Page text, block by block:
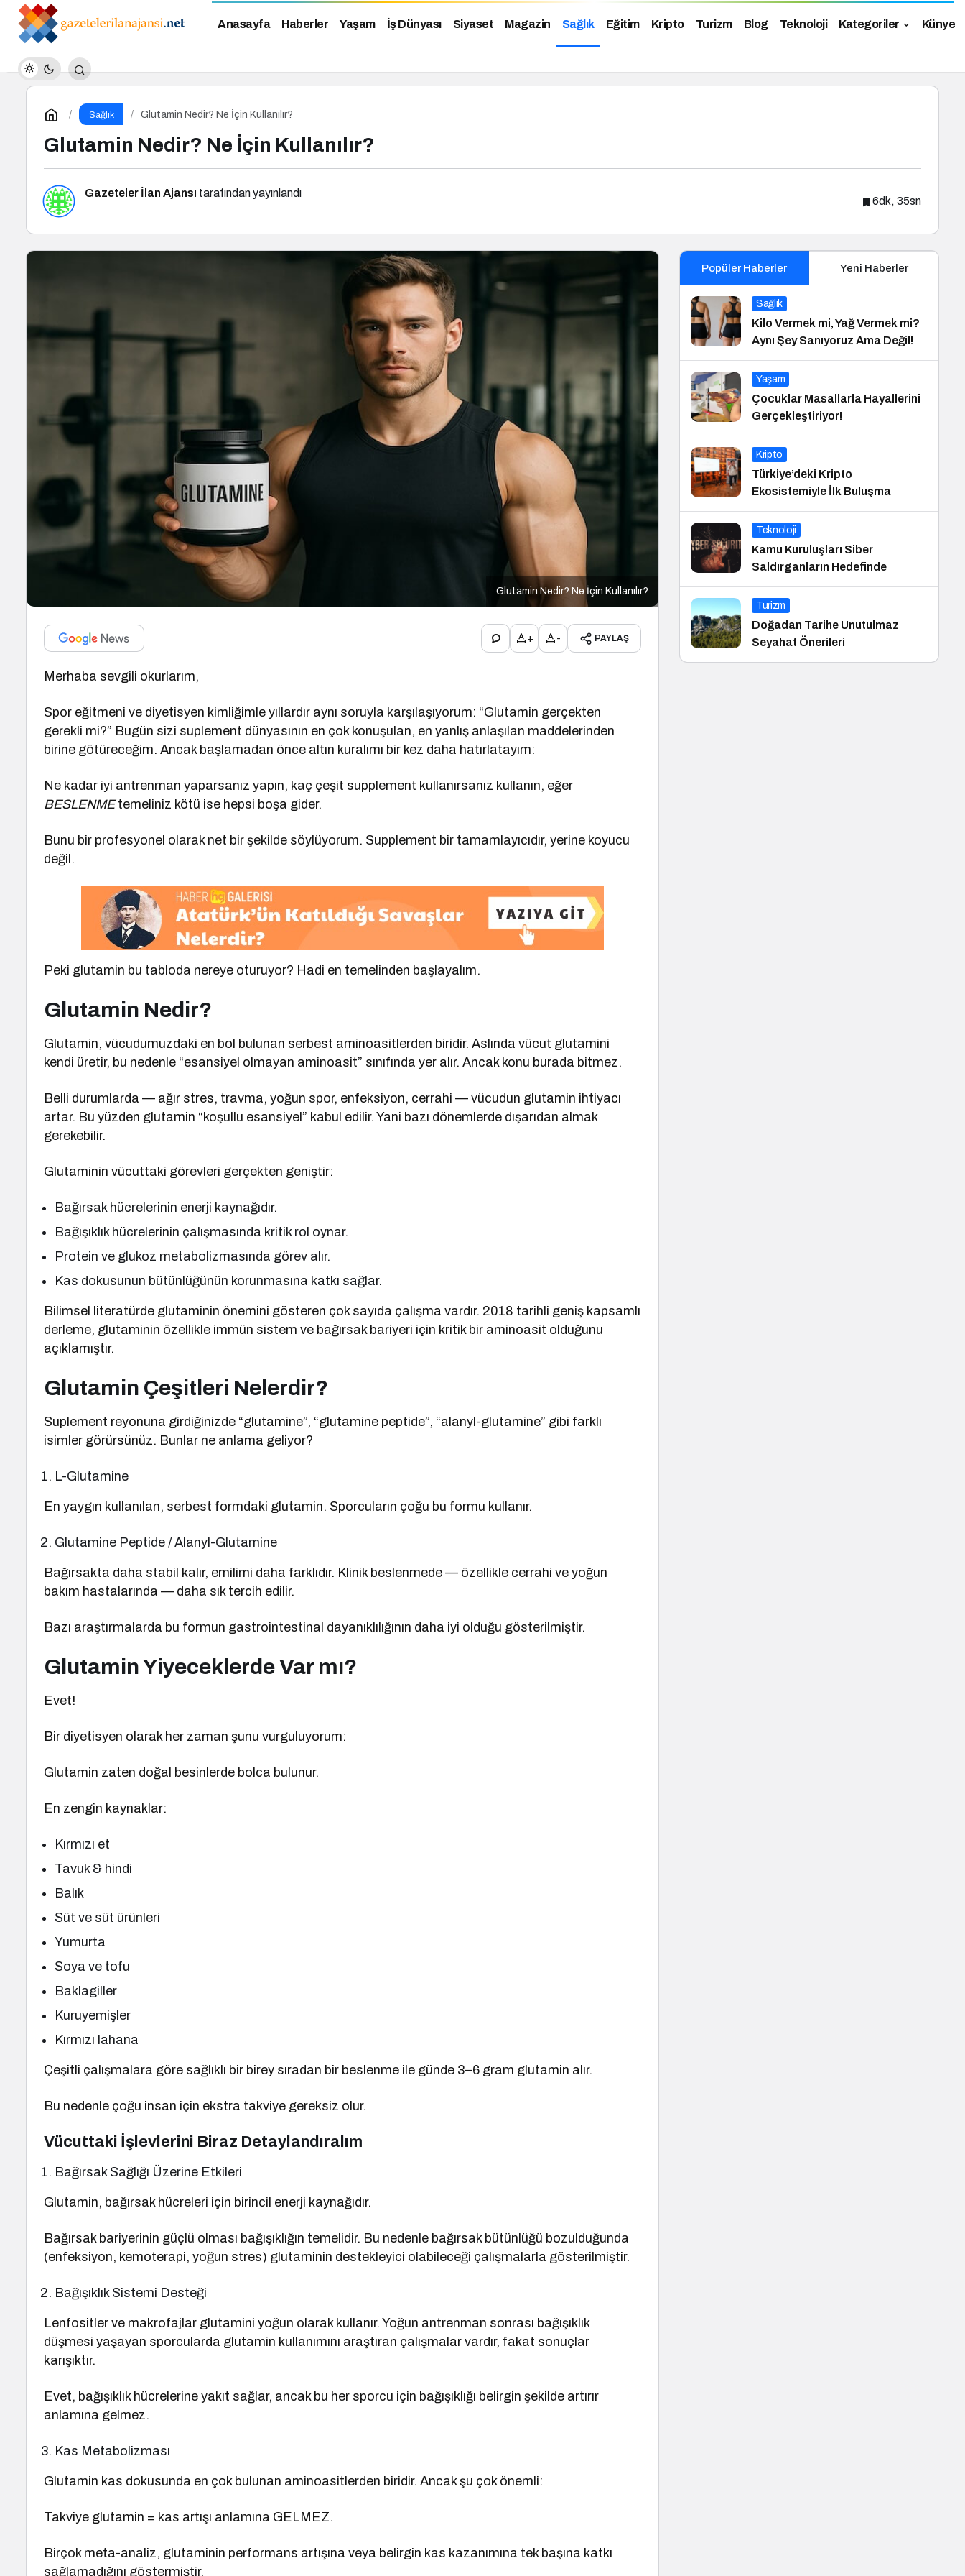
Anasayfa Haberler Yaşam İş Dünyası Siyaset Magazin Sağlık Eğitim Kripto Turizm Blog Teknoloji Kategoriler Künye
Sağlık Glutamin Nedir? Ne İçin Kullanılır?
Glutamin Nedir? Ne İçin Kullanılır?
Gazeteler İlan Ajansı tarafından yayınlandı
6dk, 35sn
Glutamin Nedir? Ne İçin Kullanılır?
+ - PAYLAŞ
Merhaba sevgili okurlarım,
Spor eğitmeni ve diyetisyen kimliğimle yıllardır aynı soruyla karşılaşıyorum: “Glutamin gerçekten
gerekli mi?” Bugün sizi suplement dünyasının en çok konuşulan, en yanlış anlaşılan maddelerinden
birine götüreceğim. Ancak başlamadan önce altın kuralımı bir kez daha hatırlatayım:
Ne kadar iyi antrenman yaparsanız yapın, kaç çeşit supplement kullanırsanız kullanın, eğer
BESLENMEtemeliniz kötü ise hepsi boşa gider.
Bunu bir profesyonel olarak net bir şekilde söylüyorum. Supplement bir tamamlayıcıdır, yerine koyucu
değil.
Peki glutamin bu tabloda nereye oturuyor? Hadi en temelinden başlayalım.
Glutamin Nedir?
Glutamin, vücudumuzdaki en bol bulunan serbest aminoasitlerden biridir. Aslında vücut glutamini
kendi üretir, bu nedenle “esansiyel olmayan aminoasit” sınıfında yer alır. Ancak konu burada bitmez.
Belli durumlarda — ağır stres, travma, yoğun spor, enfeksiyon, cerrahi — vücudun glutamin ihtiyacı
artar. Bu yüzden glutamin “koşullu esansiyel” kabul edilir. Yani bazı dönemlerde dışarıdan almak
gerekebilir.
Glutaminin vücuttaki görevleri gerçekten geniştir:
Bağırsak hücrelerinin enerji kaynağıdır.
Bağışıklık hücrelerinin çalışmasında kritik rol oynar.
Protein ve glukoz metabolizmasında görev alır.
Kas dokusunun bütünlüğünün korunmasına katkı sağlar.
Bilimsel literatürde glutaminin önemini gösteren çok sayıda çalışma vardır. 2018 tarihli geniş kapsamlı
derleme, glutaminin özellikle immün sistem ve bağırsak bariyeri için kritik bir aminoasit olduğunu
açıklamıştır.
Glutamin Çeşitleri Nelerdir?
Suplement reyonuna girdiğinizde “glutamine”, “glutamine peptide”, “alanyl-glutamine” gibi farklı
isimler görürsünüz. Bunlar ne anlama geliyor?
L-Glutamine
En yaygın kullanılan, serbest formdaki glutamin. Sporcuların çoğu bu formu kullanır.
Glutamine Peptide / Alanyl-Glutamine
Bağırsakta daha stabil kalır, emilimi daha farklıdır. Klinik beslenmede — özellikle cerrahi ve yoğun
bakım hastalarında — daha sık tercih edilir.
Bazı araştırmalarda bu formun gastrointestinal dayanıklılığının daha iyi olduğu gösterilmiştir.
Glutamin Yiyeceklerde Var mı?
Evet!
Bir diyetisyen olarak her zaman şunu vurguluyorum:
Glutamin zaten doğal besinlerde bolca bulunur.
En zengin kaynaklar:
Kırmızı et
Tavuk & hindi
Balık
Süt ve süt ürünleri
Yumurta
Soya ve tofu
Baklagiller
Kuruyemişler
Kırmızı lahana
Çeşitli çalışmalara göre sağlıklı bir birey sıradan bir beslenme ile günde 3–6 gram glutamin alır.
Bu nedenle çoğu insan için ekstra takviye gereksiz olur.
Vücuttaki İşlevlerini Biraz Detaylandıralım
Bağırsak Sağlığı Üzerine Etkileri
Glutamin, bağırsak hücreleri için birincil enerji kaynağıdır.
Bağırsak bariyerinin güçlü olması bağışıklığın temelidir. Bu nedenle bağırsak bütünlüğü bozulduğunda
(enfeksiyon, kemoterapi, yoğun stres) glutaminin destekleyici olabileceği çalışmalarla gösterilmiştir.
Bağışıklık Sistemi Desteği
Lenfositler ve makrofajlar glutamini yoğun olarak kullanır. Yoğun antrenman sonrası bağışıklık
düşmesi yaşayan sporcularda glutamin kullanımını araştıran çalışmalar vardır, fakat sonuçlar
karışıktır.
Evet, bağışıklık hücrelerine yakıt sağlar, ancak bu her sporcu için bağışıklığı belirgin şekilde artırır
anlamına gelmez.
Kas Metabolizması
Glutamin kas dokusunda en çok bulunan aminoasitlerden biridir. Ancak şu çok önemli:
Takviye glutamin = kas artışı anlamına GELMEZ.
Birçok meta-analiz, glutaminin performans artışına veya belirgin kas kazanımına tek başına katkı
sağlamadığını göstermiştir.
Popüler Haberler Yeni Haberler
Sağlık
Kilo Vermek mi, Yağ Vermek mi?
Aynı Şey Sanıyoruz Ama Değil!
Yaşam
Çocuklar Masallarla Hayallerini
Gerçekleştiriyor!
Kripto
Türkiye’deki Kripto
Ekosistemiyle İlk Buluşma
Teknoloji
Kamu Kuruluşları Siber
Saldırganların Hedefinde
Turizm
Doğadan Tarihe Unutulmaz
Seyahat Önerileri